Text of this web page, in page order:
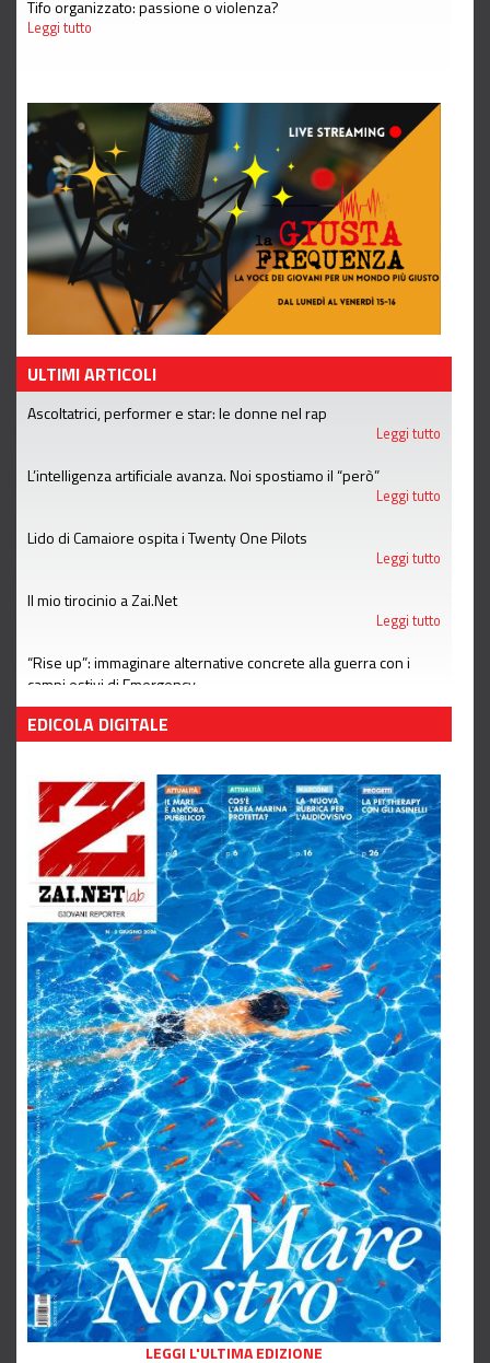
Tifo organizzato: passione o violenza?
Leggi tutto
ULTIMI ARTICOLI
Ascoltatrici, performer e star: le donne nel rap
Leggi tutto
L’intelligenza artificiale avanza. Noi spostiamo il “però”
Leggi tutto
Lido di Camaiore ospita i Twenty One Pilots
Leggi tutto
Il mio tirocinio a Zai.Net
Leggi tutto
“Rise up”: immaginare alternative concrete alla guerra con i
campi estivi di Emergency
Leggi tutto
EDICOLA DIGITALE
LEGGI L'ULTIMA EDIZIONE